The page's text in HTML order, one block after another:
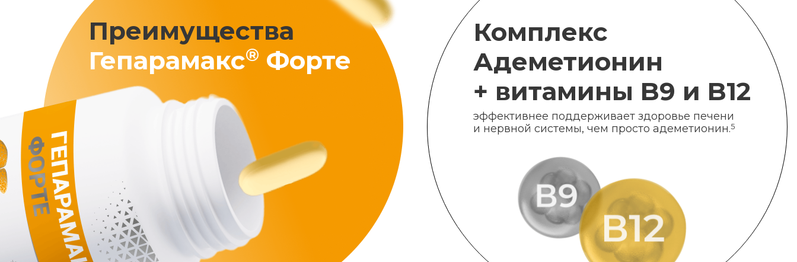
Преимущества
Гепарамакс® Форте
Комплекс
Адеметионин
+ витамины B9 и B12
эффективнее поддерживает здоровье печени
и нервной системы, чем просто адеметионин.5